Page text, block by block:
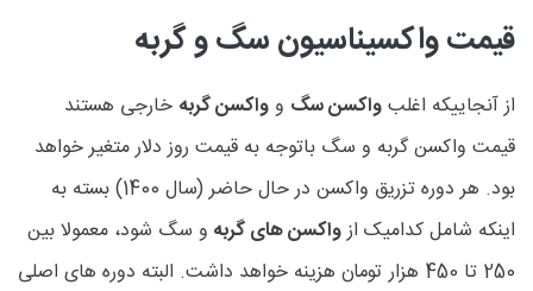
قیمت واکسیناسیون سگ و گربه
از آنجاییکه اغلبواکسن سگ وواکسن گربه خارجی هستند
قیمت واکسن گربه و سگ باتوجه به قیمت روز دلار متغیر خواهد
بود. هر دوره تزریق واکسن در حال حاضر (سال 1400) بسته به
اینکه شامل کدامیک ازواکسن های گربه و سگ شود، معمولا بین
250 تا 450 هزار تومان هزینه خواهد داشت. البته دوره های اصلی